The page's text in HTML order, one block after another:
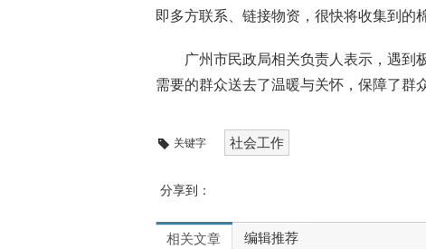
即多方联系、链接物资，很快将收集到的
广州市民政局相关负责人表示，遇到
需要的群众送去了温暖与关怀，保障了群
关键字 社会工作
分享到：
相关文章 编辑推荐